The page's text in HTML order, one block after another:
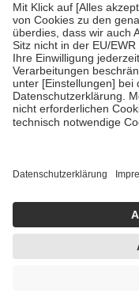
fallenkeine Zuzahlungen
• Kindern und
mit Ausnahme der
• Untersuchungen zur
GKV getragen werden
• empfohlenen
• Harn- und
getroffen, um
https://
Einige Bilder und